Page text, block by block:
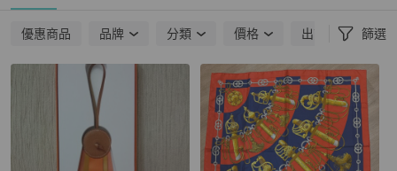
優惠商品 品牌 分類 價格 出貨地點 篩選